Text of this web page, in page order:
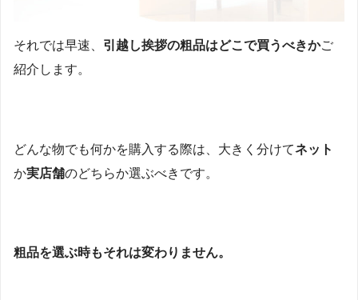
それでは早速、 引越し挨拶の粗品はどこで買うべきかご
紹介します。
どんな物でも何かを購入する際は、大きく分けてネット
か実店舗のどちらか選ぶべきです。
粗品を選ぶ時もそれは変わりません。